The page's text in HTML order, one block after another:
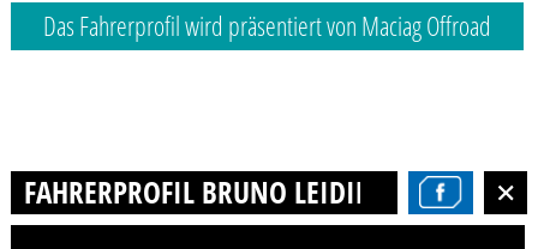
Das Fahrerprofil wird präsentiert von Maciag Offroad
FAHRERPROFIL BRUNO LEIDING